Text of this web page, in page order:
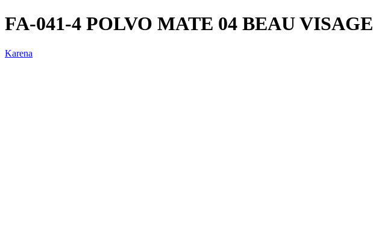
FA-041-4 POLVO MATE 04 BEAU VISAGE
Karena